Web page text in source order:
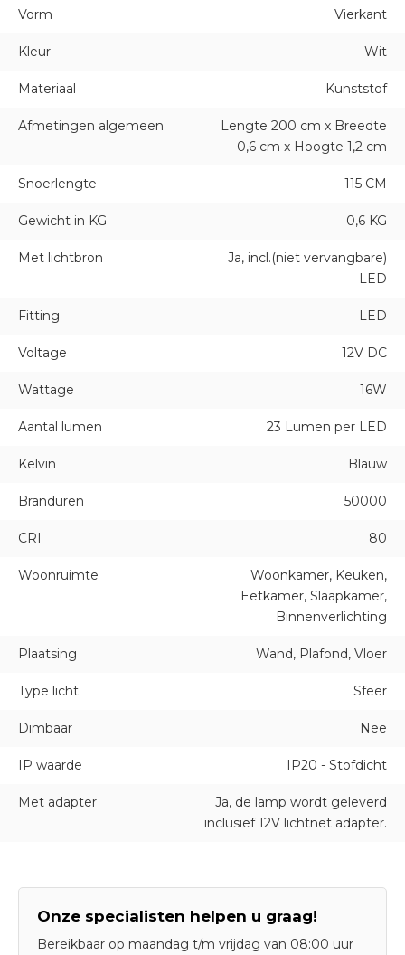
Vorm Vierkant
Kleur Wit
Materiaal Kunststof
Afmetingen algemeen
Lengte 200 cm x Breedte
0,6 cm x Hoogte 1,2 cm
Snoerlengte 115 CM
Gewicht in KG 0,6 KG
Met lichtbron
Ja, incl.(niet vervangbare)
LED
Fitting LED
Voltage 12V DC
Wattage 16W
Aantal lumen 23 Lumen per LED
Kelvin Blauw
Branduren 50000
CRI 80
Woonruimte
Woonkamer, Keuken,
Eetkamer, Slaapkamer,
Binnenverlichting
Plaatsing Wand, Plafond, Vloer
Type licht Sfeer
Dimbaar Nee
IP waarde IP20 - Stofdicht
Met adapter
Ja, de lamp wordt geleverd
inclusief 12V lichtnet adapter.
Onze specialisten helpen u graag!
Bereikbaar op maandag t/m vrijdag van 08:00 uur